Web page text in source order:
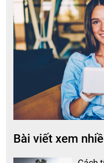
Bài viết xem